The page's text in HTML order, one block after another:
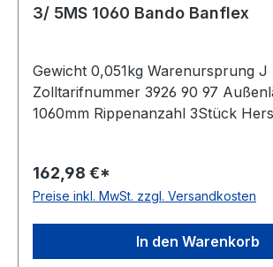
3/ 5MS 1060 Bando Banflex
Gewicht 0,051kg Warenursprung J
Zolltarifnummer 3926 90 97
1060mm Rippenanzahl 3Stück
162,98 €*
Preise inkl. MwSt. zzgl. Versandkosten
In den Warenkorb